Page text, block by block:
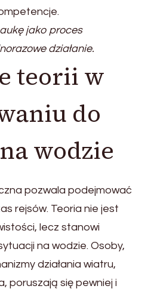
jako proces
działanie.
teorii w
do
wodzie
pozwala podejmować
rejsów. Teoria nie jest
lecz stanowi
na wodzie. Osoby,
działania wiatru,
poruszają się pewniej i